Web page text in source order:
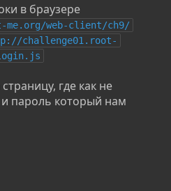
в браузере
web-client/ch9/
challenge01.root-
где как не
пароль который нам